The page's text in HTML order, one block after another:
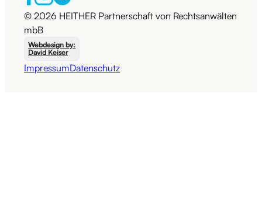
© 2026 HEITHER Partnerschaft von Rechtsanwälten
mbB
ImpressumDatenschutz
Webdesign by:
David Keiser